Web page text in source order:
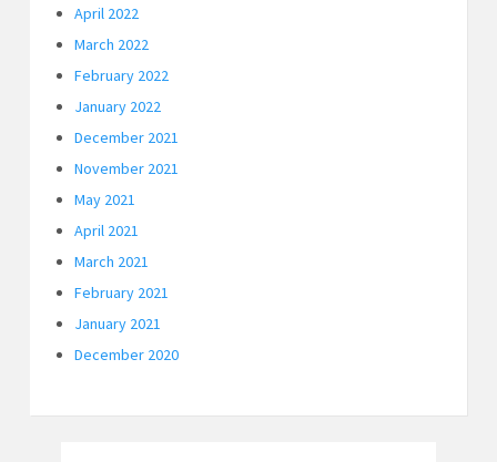
April 2022
March 2022
February 2022
January 2022
December 2021
November 2021
May 2021
April 2021
March 2021
February 2021
January 2021
December 2020